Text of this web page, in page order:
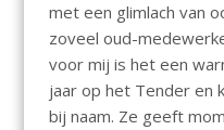
met een glimlach van
zoveel oud-
voor mij is het een
jaar op het Tender en
bij naam. Ze geeft